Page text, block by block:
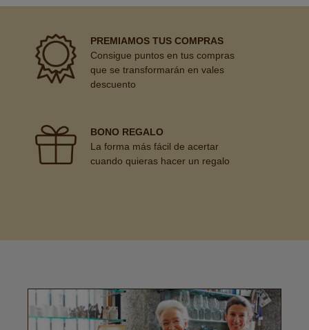
PREMIAMOS TUS COMPRAS
Consigue puntos en tus compras
que se transformarán en vales
descuento
BONO REGALO
La forma más fácil de acertar
cuando quieras hacer un regalo